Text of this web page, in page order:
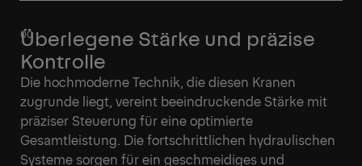
Überlegene Stärke und präzise
Kontrolle
Die hochmoderne Technik, die diesen Kranen
zugrunde liegt, vereint beeindruckende Stärke mit
präziser Steuerung für eine optimierte
Gesamtleistung. Die fortschrittlichen hydraulischen
Systeme sorgen für ein geschmeidiges und